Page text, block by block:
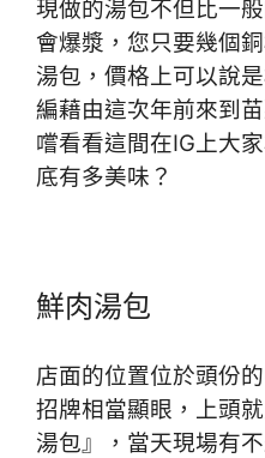
現做的湯包不但比一
會爆漿，您只要幾個
湯包，價格上可以說
編藉由這次年前來到
嚐看看這間在IG上大
底有多美味？
鮮肉湯包
店面的位置位於頭份
招牌相當顯眼，上頭
湯包』，當天現場有